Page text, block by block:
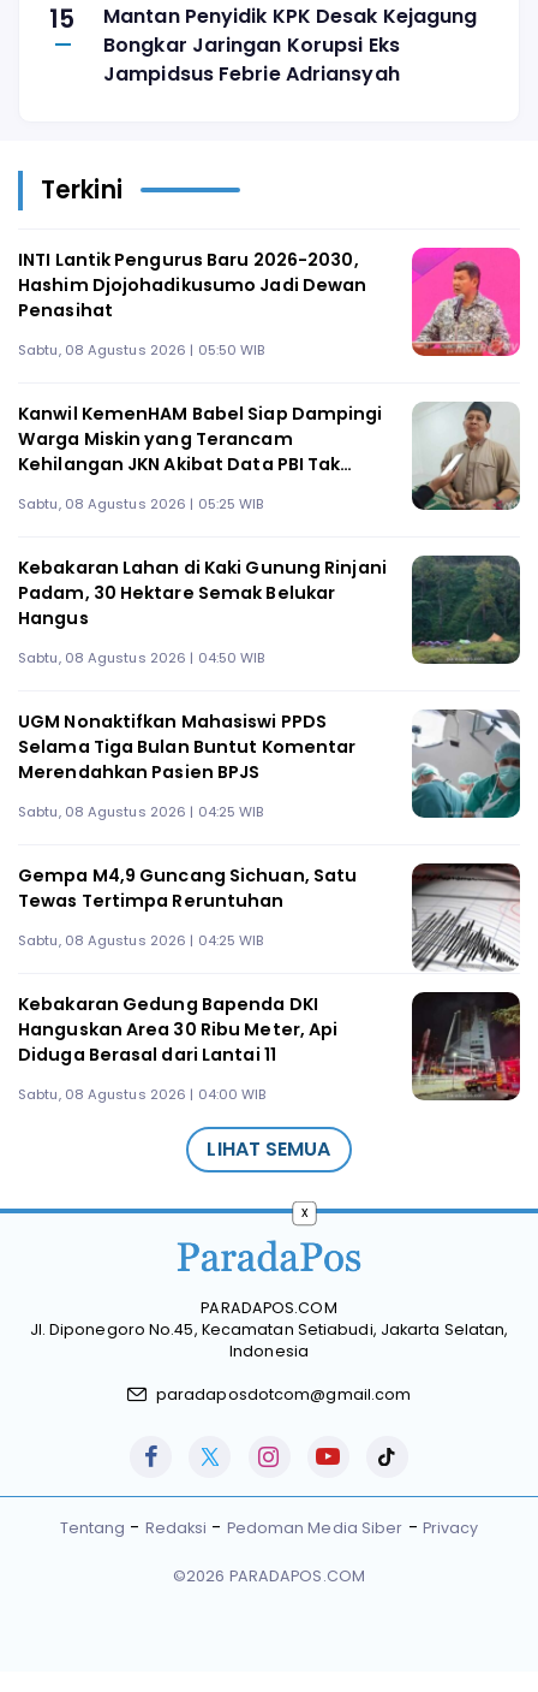
15
Mantan Penyidik KPK Desak Kejagung
Bongkar Jaringan Korupsi Eks
Jampidsus Febrie Adriansyah
Terkini
INTI Lantik Pengurus Baru 2026-2030,
Hashim Djojohadikusumo Jadi Dewan
Penasihat
Sabtu, 08 Agustus 2026 | 05:50 WIB
Kanwil KemenHAM Babel Siap Dampingi
Warga Miskin yang Terancam
Kehilangan JKN Akibat Data PBI Tak
Sabtu, 08 Agustus 2026 | 05:25 WIB
Kebakaran Lahan di Kaki Gunung Rinjani
Padam, 30 Hektare Semak Belukar
Hangus
Sabtu, 08 Agustus 2026 | 04:50 WIB
UGM Nonaktifkan Mahasiswi PPDS
Selama Tiga Bulan Buntut Komentar
Merendahkan Pasien BPJS
Sabtu, 08 Agustus 2026 | 04:25 WIB
Gempa M4,9 Guncang Sichuan, Satu
Tewas Tertimpa Reruntuhan
Sabtu, 08 Agustus 2026 | 04:25 WIB
Kebakaran Gedung Bapenda DKI
Hanguskan Area 30 Ribu Meter, Api
Diduga Berasal dari Lantai 11
Sabtu, 08 Agustus 2026 | 04:00 WIB
LIHAT SEMUA
PARADAPOS.COM
Jl. Diponegoro No.45, Kecamatan Setiabudi, Jakarta Selatan,
Indonesia
paradaposdotcom@gmail.com
Tentang Redaksi Pedoman Media Siber Privacy
©2026 PARADAPOS.COM
x